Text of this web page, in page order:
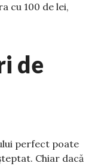
cu 100 de lei,
de
perfect poate
Chiar dacă